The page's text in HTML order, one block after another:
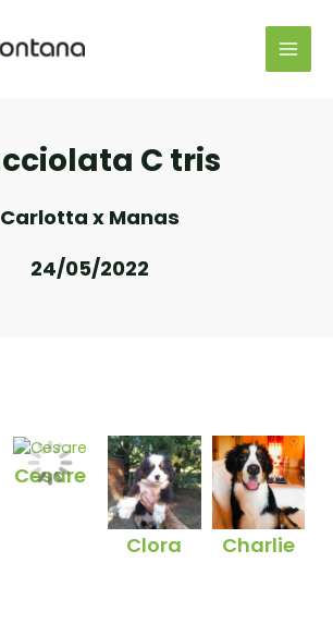
C tris
Carlotta x Manas
24/05/2022
Cesare
Clora Charlie